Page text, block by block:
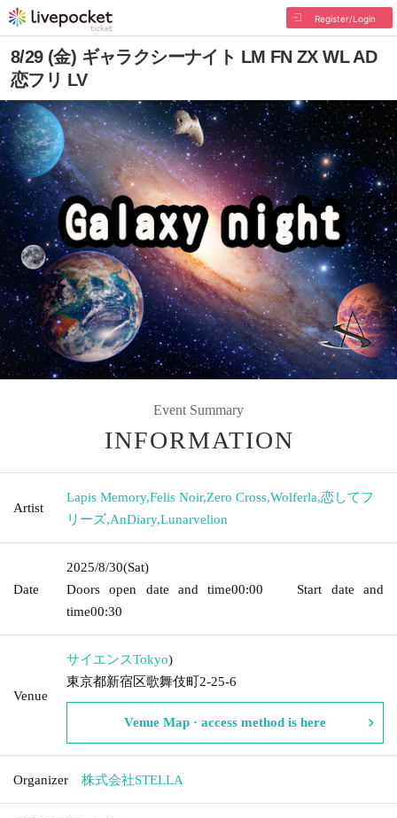
Register/Login
8/29 (金) ギャラクシーナイト LM FN ZX WL AD
恋フリ LV
Event Summary
INFORMATION
Artist
Lapis Memory,Felis Noir,Zero Cross,Wolferla,恋してフ
リーズ,AnDiary,Lunarvelion
Date
2025/8/30(Sat)
Doors open date and time00:00 Start date and
time00:30
Venue
サイエンスTokyo)
東京都新宿区歌舞伎町2-25-6
Venue Map · access method is here
Organizer 株式会社STELLA